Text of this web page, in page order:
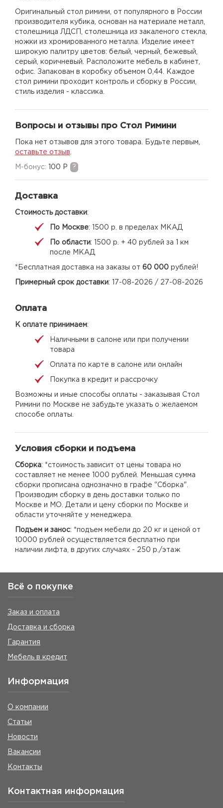
Оригинальный стол римини, от популярного в России
производителя кубика, основан на материале металл,
столешница ЛДСП, столешница из закаленого стекла,
ножки из хромированного металла. Изделие имеет
широкую палитру цветов: белый, черный, бежевый,
серый, коричневый. Расположите мебель в кабинет,
офис. Запакован в коробку объемом 0,44. Каждое
стол римини проходит контроль и сборку в России,
стиль изделия - классика.
Вопросы и отзывы про Стол Римини
Пока нет отзывов для этого товара. Будьте первым,
оставьте отзыв
M-бонус: 100 Р ?
Доставка
Стоимость доставки:
По Москве: 1500 р. в пределах МКАД
По области: 1500 р. + 40 рублей за 1 км
после МКАД
*Бесплатная доставка на заказы от 60 000 рублей!
Примерный срок доставки: 17-08-2026 / 27-08-2026
Оплата
К оплате принимаем:
Наличными в салоне или при получении
товара
Оплата по карте в салоне или онлайн
Покупка в кредит и рассрочку
Возможны и иные способы оплаты - заказывая Стол
Римини по Москве не забудьте указать о желаемом
способе оплаты.
Условия сборки и подъема
Сборка: *стоимость зависит от цены товара но
составляет не менее 1000 рублей. Меньшая сумма
сборки прописана однозначно в графе "Сборка".
Производим сборку в день доставки только по
Москве и МО. Детали и цену сборки по Москве и
области уточняйте у менеджера.
Подъем и занос: *подъем мебели до 20 кг и ценой от
10000 рублей осуществляется бесплатно при
наличии лифта, в других случаях - 250 р./этаж
Всё о покупке
Заказ и оплата
Доставка и сборка
Гарантия
Мебель в кредит
Информация
О компании
Статьи
Новости
Вакансии
Контакты
Контактная информация